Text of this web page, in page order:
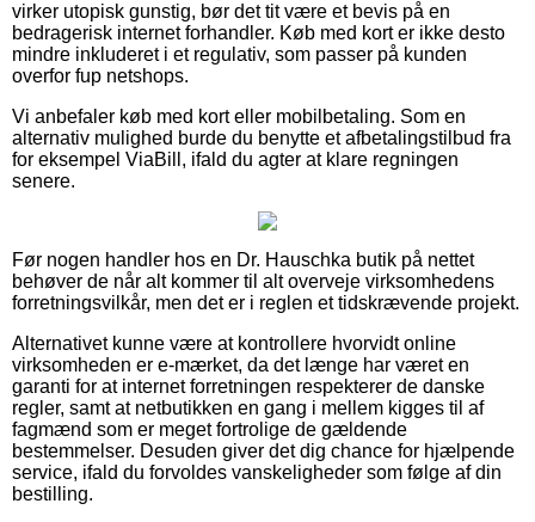
virker utopisk gunstig, bør det tit være et bevis på en
bedragerisk internet forhandler. Køb med kort er ikke desto
mindre inkluderet i et regulativ, som passer på kunden
overfor fup netshops.
Vi anbefaler køb med kort eller mobilbetaling. Som en
alternativ mulighed burde du benytte et afbetalingstilbud fra
for eksempel ViaBill, ifald du agter at klare regningen
senere.
Før nogen handler hos en Dr. Hauschka butik på nettet
behøver de når alt kommer til alt overveje virksomhedens
forretningsvilkår, men det er i reglen et tidskrævende projekt.
Alternativet kunne være at kontrollere hvorvidt online
virksomheden er e-mærket, da det længe har været en
garanti for at internet forretningen respekterer de danske
regler, samt at netbutikken en gang i mellem kigges til af
fagmænd som er meget fortrolige de gældende
bestemmelser. Desuden giver det dig chance for hjælpende
service, ifald du forvoldes vanskeligheder som følge af din
bestilling.